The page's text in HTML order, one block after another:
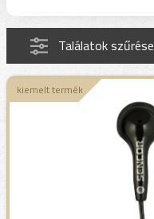
Találatok szűrése
kiemelt termék